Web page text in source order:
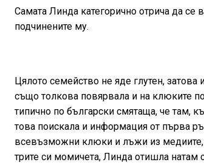
Самата Линда категорично отрича да се
подчинените му.
Цялото семейство не яде глутен,
също толкова повярвала и на клюките
типично по български смятаща, че там,
това поискала и информация от първа
всевъзможни клюки и лъжи из медиите,
трите си момичета, Линда отишла натам